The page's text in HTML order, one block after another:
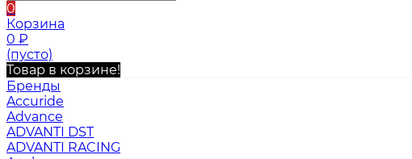
0
Корзина
0 ₽
(пусто)
Товар в корзине!
Бренды
Accuride
Advance
ADVANTI DST
ADVANTI RACING